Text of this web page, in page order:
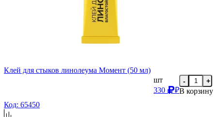
Клей для стыков линолеума Момент (50 мл)
шт
330
₽
- +
В корзину
Код: 65450